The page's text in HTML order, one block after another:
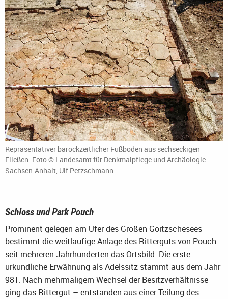
Repräsentativer barockzeitlicher Fußboden aus sechseckigen
Fließen. Foto © Landesamt für Denkmalpflege und Archäologie
Sachsen-Anhalt, Ulf Petzschmann
Schloss und Park Pouch
Prominent gelegen am Ufer des Großen Goitzschesees
bestimmt die weitläufige Anlage des Ritterguts von Pouch
seit mehreren Jahrhunderten das Ortsbild. Die erste
urkundliche Erwähnung als Adelssitz stammt aus dem Jahr
981. Nach mehrmaligem Wechsel der Besitzverhältnisse
ging das Rittergut – entstanden aus einer Teilung des